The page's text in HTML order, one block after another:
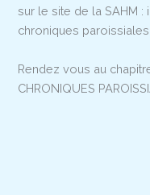
sur le site de la SAHM :
chroniques paroissiales
Rendez vous au
CHRONIQUES